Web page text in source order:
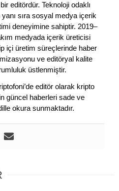
editördür. Teknoloji odaklı
sıra sosyal medya içerik
deneyimine sahiptir. 2019–
medyada içerik üreticisi
içi üretim süreçlerinde haber
ve editöryal kalite
üstlenmiştir.
editör olarak kripto
güncel haberleri sade ve
okura sunmaktadır.